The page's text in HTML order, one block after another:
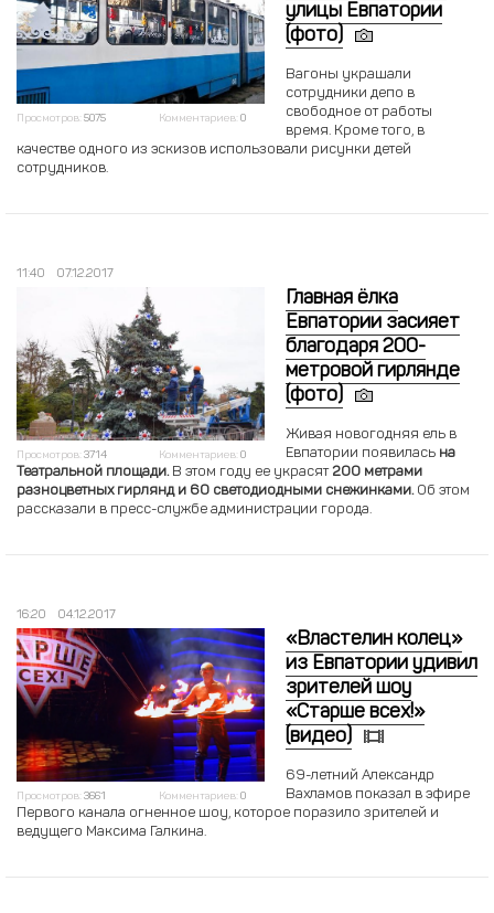
Просмотров: 5075 Комментариев: 0
улицы Евпатории
(фото)
Вагоны украшали
сотрудники депо в
свободное от работы
время. Кроме того, в
качестве одного из эскизов использовали рисунки детей
сотрудников.
11:40 07.12.2017
Просмотров: 3714 Комментариев: 0
Главная ёлка
Евпатории засияет
благодаря 200-
метровой гирлянде
(фото)
Живая новогодняя ель в
Евпатории появилась на
Театральной площади.В этом году ее украсят200 метрами
разноцветных гирлянд и 60 светодиодными снежинками.Об этом
рассказали в пресс-службе администрации города.
16:20 04.12.2017
Просмотров: 3661 Комментариев: 0
«Властелин колец»
из Евпатории удивил
зрителей шоу
«Старше всех!»
(видео)
69-летний Александр
Вахламов показал в эфире
Первого канала огненное шоу, которое поразило зрителей и
ведущего Максима Галкина.